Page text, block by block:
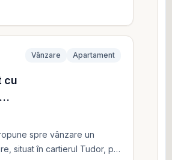
Preț de vânzare:
cu
Vânzare Apartament
spre vânzare un
situat în cartierul Tudor, pe